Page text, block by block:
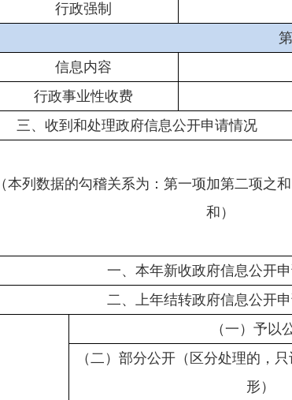
行政强制
信息内容
行政事业性收费
三、收到和处理政府信息公开申请情况
（本列数据的勾稽关系为：第一项加第二项之
和）
一、本年新收政府信息公开
二、上年结转政府信息公开
（一）予以
（二）部分公开（区分处理的，
形）